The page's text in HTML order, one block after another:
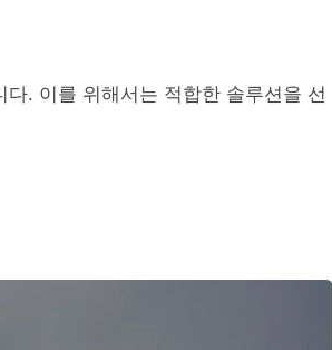
. 이를 위해서는 적합한 솔루션을 선